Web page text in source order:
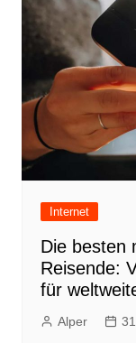
Internet
Die besten
Reisende:
für
Alper